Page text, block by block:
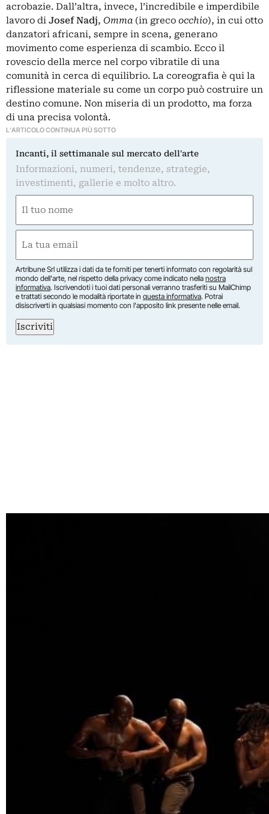
acrobazie. Dall’altra, invece, l’incredibile e imperdibile
lavoro di Josef Nadj, Omma (in greco occhio), in cui otto
danzatori africani, sempre in scena, generano
movimento come esperienza di scambio. Ecco il
rovescio della merce nel corpo vibratile di una
comunità in cerca di equilibrio. La coreografia è qui la
riflessione materiale su come un corpo può costruire un
destino comune. Non miseria di un prodotto, ma forza
di una precisa volontà.
L'ARTICOLO CONTINUA PIÙ SOTTO
Incanti, il settimanale sul mercato dell'arte
Informazioni, numeri, tendenze, strategie,
investimenti, gallerie e molto altro.
(Obbligatorio)
Nome
(Obbligatorio)
Artribune Srl utilizza i dati da te forniti per tenerti informato con regolarità sul
mondo dell'arte, nel rispetto della privacy come indicato nella nostra
informativa. Iscrivendoti i tuoi dati personali verranno trasferiti su MailChimp
e trattati secondo le modalità riportate in questa informativa. Potrai
disiscriverti in qualsiasi momento con l'apposito link presente nelle email.
Iscriviti